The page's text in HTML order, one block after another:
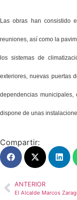
Las obras han consistido
reuniones, así como la
los sistemas de
exteriores, nuevas puertas
dependencias
dispone de unas
Compartir:
ANTERIOR